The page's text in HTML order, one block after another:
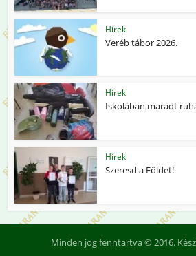
Hírek
Veréb tábor 2026.
Hírek
Iskolában maradt
Hírek
Szeresd a Földet!
Minden jog fenntartva © 2016.